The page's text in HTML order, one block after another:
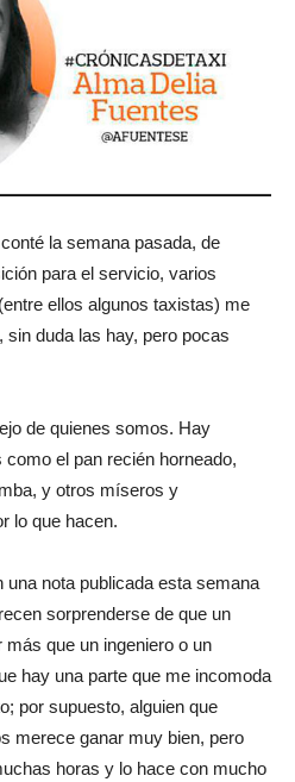
la semana pasada, de
para el servicio, varios
ellos algunos taxistas) me
duda las hay, pero pocas
de quienes somos. Hay
el pan recién horneado,
y otros míseros y
lo que hacen.
nota publicada esta semana
sorprenderse de que un
que un ingeniero o un
hay una parte que me incomoda
por supuesto, alguien que
merece ganar muy bien, pero
horas y lo hace con mucho